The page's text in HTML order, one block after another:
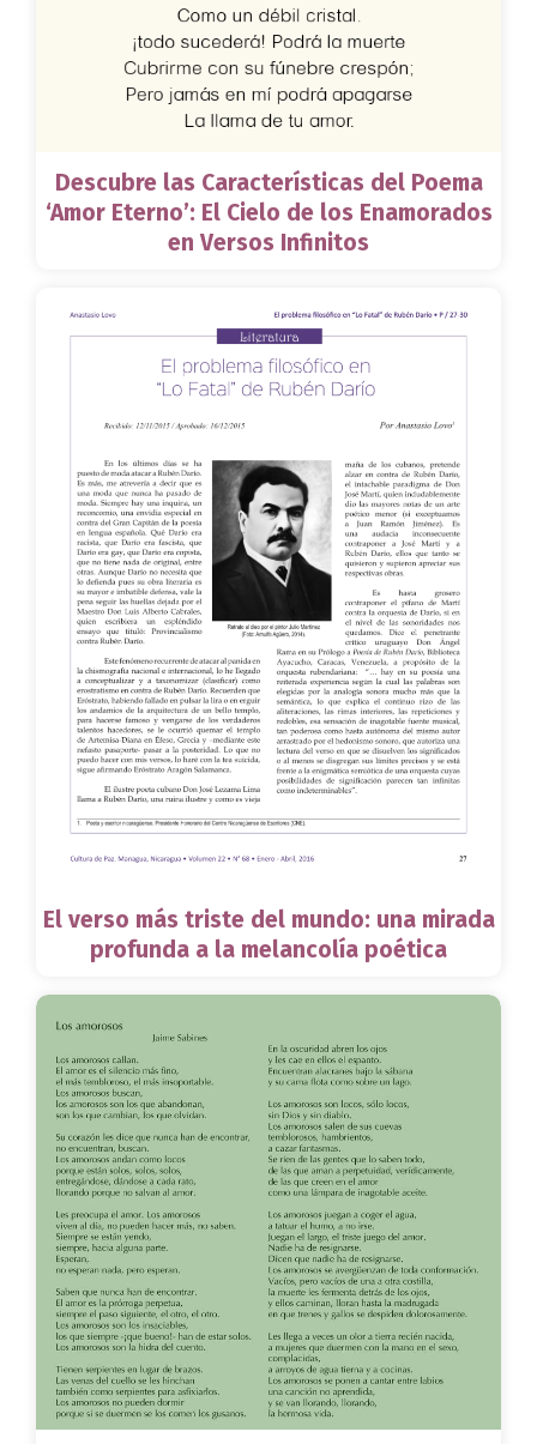
Descubre las Características del Poema
‘Amor Eterno’: El Cielo de los Enamorados
en Versos Infinitos
El verso más triste del mundo: una mirada
profunda a la melancolía poética